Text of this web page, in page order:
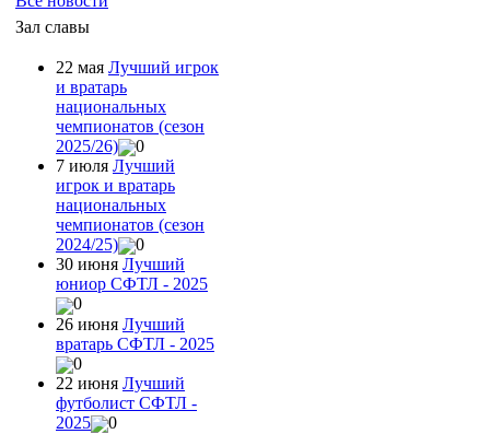
Зал славы
22 мая Лучший игрок
и вратарь
национальных
чемпионатов (сезон
2025/26)
0
7 июля Лучший
игрок и вратарь
национальных
чемпионатов (сезон
2024/25)
0
30 июня Лучший
юниор СФТЛ - 2025
0
26 июня Лучший
вратарь СФТЛ - 2025
0
22 июня Лучший
футболист СФТЛ -
2025
0